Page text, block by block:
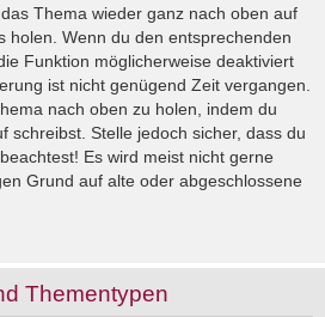
Thema wieder ganz nach oben auf
holen. Wenn du den entsprechenden
Funktion möglicherweise deaktiviert
ist nicht genügend Zeit vergangen.
nach oben zu holen, indem du
schreibst. Stelle jedoch sicher, dass du
Es wird meist nicht gerne
Grund auf alte oder abgeschlossene
Thementypen